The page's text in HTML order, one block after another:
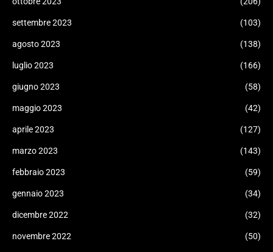
settembre 2023 (103)
agosto 2023 (138)
luglio 2023 (166)
giugno 2023 (58)
maggio 2023 (42)
aprile 2023 (127)
marzo 2023 (143)
febbraio 2023 (59)
gennaio 2023 (34)
dicembre 2022 (32)
novembre 2022 (50)